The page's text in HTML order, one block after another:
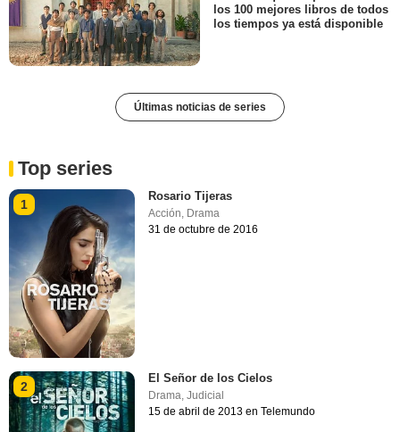
los 100 mejores libros de todos
los tiempos ya está disponible
Últimas noticias de series
Top series
1
Rosario Tijeras
Acción, Drama
31 de octubre de 2016
2
El Señor de los Cielos
Drama ,Judicial
15 de abril de 2013 en Telemundo